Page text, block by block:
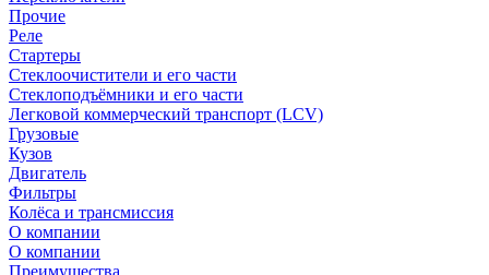
Прочие
Реле
Стартеры
Стеклоочистители и его части
Стеклоподъёмники и его части
Легковой коммерческий транспорт (LCV)
Грузовые
Кузов
Двигатель
Фильтры
Колёса и трансмиссия
О компании
О компании
Преимущества